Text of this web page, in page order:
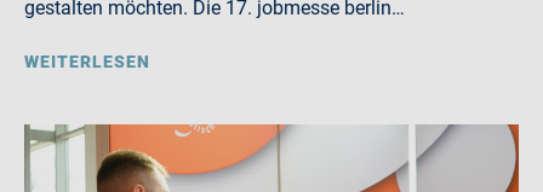
gestalten möchten. Die 17. jobmesse berlin…
WEITERLESEN